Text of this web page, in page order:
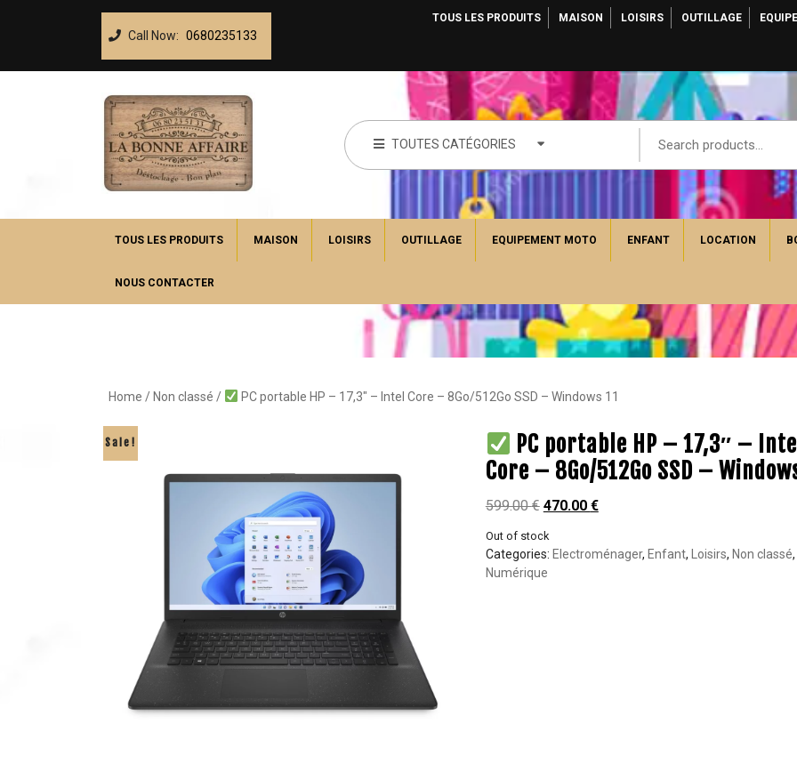
Call Now: 0680235133
TOUS LES PRODUITS MAISON LOISIRS OUTILLAGE
TOUTES CATÉGORIES
TOUS LES PRODUITS MAISON LOISIRS OUTILLAGE EQUIPEMENT MOTO ENFANT LOCATION
NOUS CONTACTER
Home / Non classé / PC portable HP – 17,3″ – Intel Core – 8Go/512Go SSD – Windows 11
Sale!
PC portable HP – 17,3″ –
Core – 8Go/512Go SSD –
599.00€ 470.00 €
Out of stock
Categories: Electroménager, Enfant, Loisirs, Non classé,
Numérique